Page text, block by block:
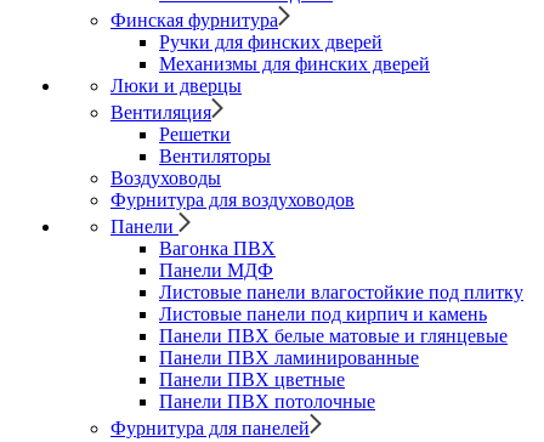
Финская фурнитура
Ручки для финских дверей
Механизмы для финских дверей
Люки и дверцы
Вентиляция
Решетки
Вентиляторы
Воздуховоды
Фурнитура для воздуховодов
Панели
Вагонка ПВХ
Панели МДФ
Листовые панели влагостойкие под плитку
Листовые панели под кирпич и камень
Панели ПВХ белые матовые и глянцевые
Панели ПВХ ламинированные
Панели ПВХ цветные
Панели ПВХ потолочные
Фурнитура для панелей